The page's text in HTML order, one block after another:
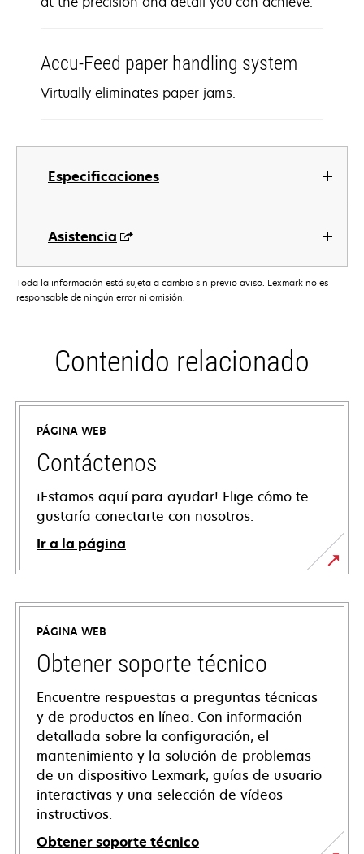
Especificaciones
Asistencia
Accu-Feed paper handling system
Virtually eliminates paper jams.
Toda la información está sujeta a cambio sin previo aviso. Lexmark no es
responsable de ningún error ni omisión.
Contenido relacionado
PÁGINA WEB
Contáctenos
¡Estamos aquí para ayudar! Elige cómo te
gustaría conectarte con nosotros.
Ir a la página
PÁGINA WEB
Obtener soporte técnico
Encuentre respuestas a preguntas técnicas
y de productos en línea. Con información
detallada sobre la configuración, el
mantenimiento y la solución de problemas
de un dispositivo Lexmark, guías de usuario
interactivas y una selección de vídeos
instructivos.
Obtener soporte técnico